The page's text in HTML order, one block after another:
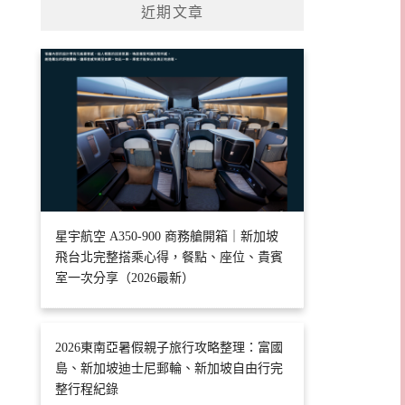
近期文章
星宇航空 A350-900 商務艙開箱｜新加坡
飛台北完整搭乘心得，餐點、座位、貴賓
室一次分享（2026最新）
2026東南亞暑假親子旅行攻略整理：富國
島、新加坡迪士尼郵輪、新加坡自由行完
整行程紀錄